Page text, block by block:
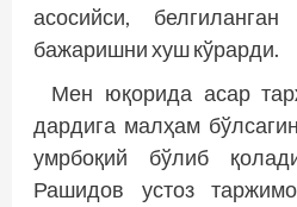
асосийси,
бажаришни хуш кўрарди.
Мен юқорида асар
дардига малҳам
умрбоқий бўлиб
Рашидов устоз